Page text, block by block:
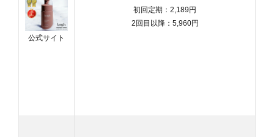
公式サイト
初回定期：2,189円
2回目以降：5,960円